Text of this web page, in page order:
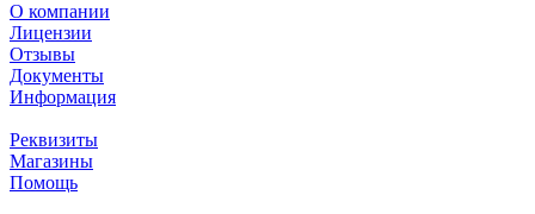
О компании
Лицензии
Отзывы
Документы
Информация
Реквизиты
Магазины
Помощь